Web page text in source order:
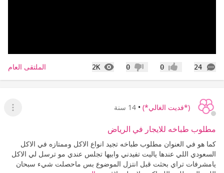
24
التعليقات إعجاب0 عدم إعجاب
0
2K
المشاهدات الملتقى العام
(*فديت الغالي*) • 14 سنة
عرض
مطلوب طباخه للايجار في الرياض
كما هو في العنوان مطلوب طباخه تجيد انواع الاكل وممتازه في الاكل
السعودي اللي عندها ياليت تفيدني وابيها تجلس عندي مو ترسل لي الاكل
يامشرفات تراي بحثت قبل انتزل الموضوع بس ماحصلت شيء سبحان